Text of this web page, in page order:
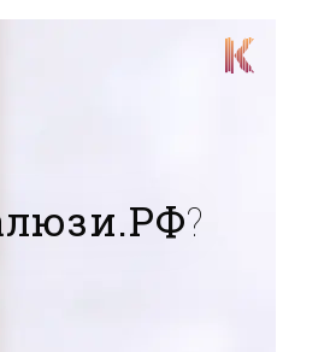
?